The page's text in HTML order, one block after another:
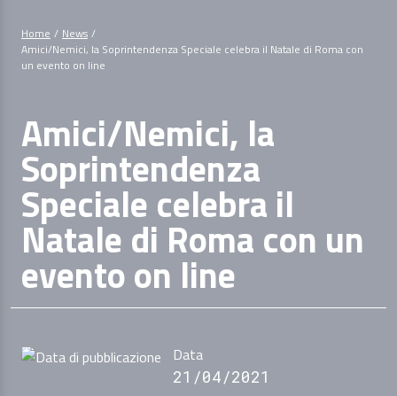
Home / News /
Amici/Nemici, la Soprintendenza Speciale celebra il Natale di Roma con
un evento on line
Amici/Nemici, la
Soprintendenza
Speciale celebra il
Natale di Roma con un
evento on line
Data
21/04/2021